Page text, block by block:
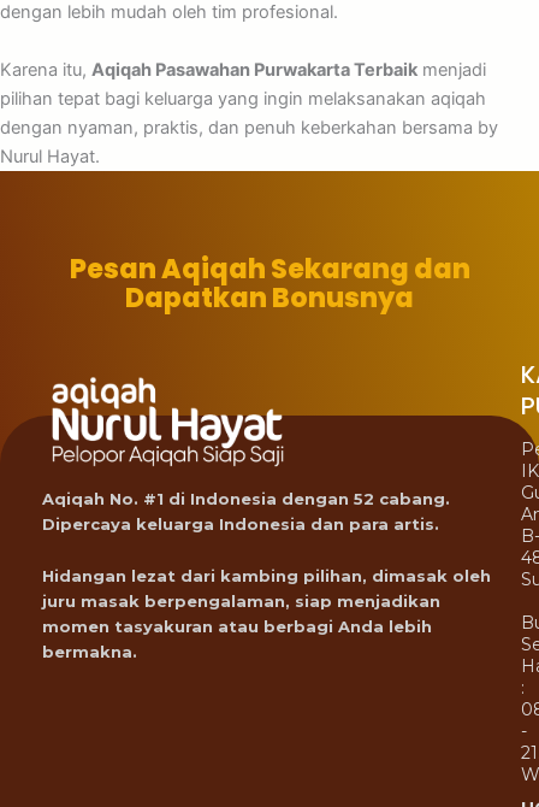
dengan lebih mudah oleh tim profesional.
Karena itu, Aqiqah Pasawahan Purwakarta Terbaik menjadi
pilihan tepat bagi keluarga yang ingin melaksanakan aqiqah
dengan nyaman, praktis, dan penuh keberkahan bersama by
Nurul Hayat.
Pesan Aqiqah Sekarang dan
Dapatkan Bonusnya
Aqiqah No. #1 di Indonesia dengan 52 cabang.
Dipercaya keluarga Indonesia dan para artis.
Hidangan lezat dari kambing pilihan, dimasak oleh
juru masak berpengalaman, siap menjadikan
momen tasyakuran atau berbagi Anda lebih
bermakna.
B-
:
-